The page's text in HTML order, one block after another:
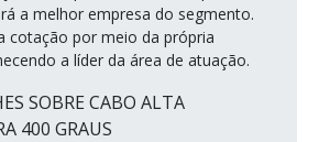
a melhor empresa do segmento.
cotação por meio da própria
a líder da área de atuação.
SOBRE CABO ALTA
400 GRAUS